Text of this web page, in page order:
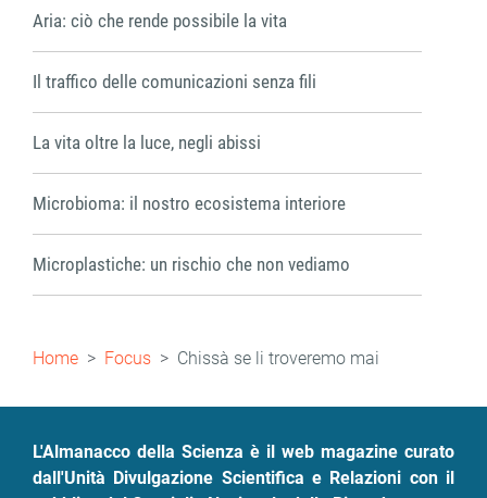
Aria: ciò che rende possibile la vita
Il traffico delle comunicazioni senza fili
La vita oltre la luce, negli abissi
Microbioma: il nostro ecosistema interiore
Microplastiche: un rischio che non vediamo
Briciole
Home Focus Chissà se li troveremo mai
L'Almanacco della Scienza è il web magazine curato
dall'Unità Divulgazione Scientifica e Relazioni con il